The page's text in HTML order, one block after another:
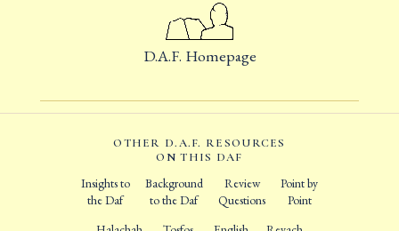
D.A.F. Homepage
OTHER D.A.F. RESOURCES
ON THIS DAF
Insights to
the Daf
Background
to the Daf
Review
Questions
Point by
Point